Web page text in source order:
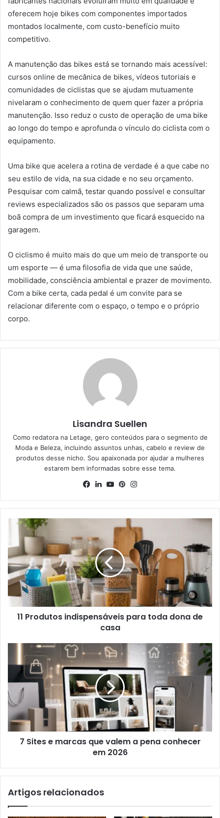
oferecem hoje bikes com componentes importados
montados localmente, com custo-benefício muito
competitivo.
A manutenção das bikes está se tornando mais acessível:
cursos online de mecânica de bikes, vídeos tutoriais e
comunidades de ciclistas que se ajudam mutuamente
nivelaram o conhecimento de quem quer fazer a própria
manutenção. Isso reduz o custo de operação de uma bike
ao longo do tempo e aprofunda o vínculo do ciclista com o
equipamento.
Uma bike que acelera a rotina de verdade é a que cabe no
seu estilo de vida, na sua cidade e no seu orçamento.
Pesquisar com calmã, testar quando possível e consultar
reviews especializados são os passos que separam uma
boã compra de um investimento que ficará esquecido na
garagem.
O ciclismo é muito mais do que um meio de transporte ou
um esporte — é uma filosofia de vida que une saúde,
mobilidade, consciência ambiental e prazer de movimento.
Com a bike certa, cada pedal é um convite para se
relacionar diferente com o espaço, o tempo e o próprio
corpo.
Lisandra Suellen
Como redatora na Letage, gero conteúdos para o segmento de
Moda e Beleza, incluindo assuntos unhas, cabelo e review de
produtos desse nicho. Sou apaixonada por ajudar a mulheres
estarem bem informadas sobre esse tema.
Facebook
Linkedin
YouTubePinterest
11 Produtos indispensáveis para toda dona de
casa
7 Sites e marcas que valem a pena conhecer
em 2026
Artigos relacionados